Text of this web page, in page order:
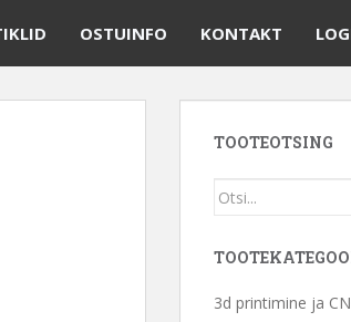
OSTUINFO KONTAKT
TOOTEOTSING
3d printimine ja